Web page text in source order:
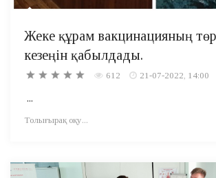
Жеке құрам вакцинацияның
кезеңін қабылдады.
612 21-07-2022, 14:00
...
Толығырақ оқу...